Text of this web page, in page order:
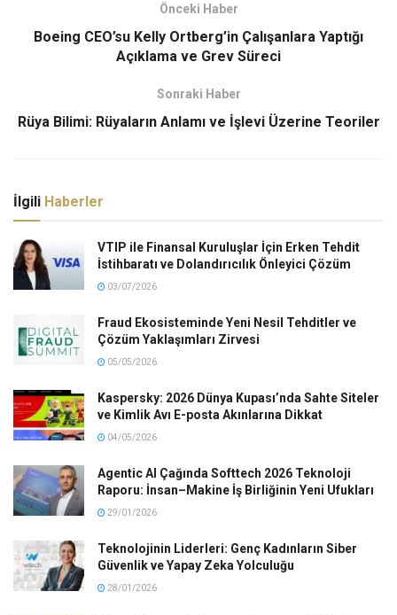
Önceki Haber
Boeing CEO’su Kelly Ortberg’in Çalışanlara Yaptığı
Açıklama ve Grev Süreci
Sonraki Haber
Rüya Bilimi: Rüyaların Anlamı ve İşlevi Üzerine Teoriler
İlgili Haberler
VTIP ile Finansal Kuruluşlar İçin Erken Tehdit
İstihbaratı ve Dolandırıcılık Önleyici Çözüm
03/07/2026
Fraud Ekosisteminde Yeni Nesil Tehditler ve
Çözüm Yaklaşımları Zirvesi
05/05/2026
Kaspersky: 2026 Dünya Kupası’nda Sahte Siteler
ve Kimlik Avı E-posta Akınlarına Dikkat
04/05/2026
Agentic AI Çağında Softtech 2026 Teknoloji
Raporu: İnsan–Makine İş Birliğinin Yeni Ufukları
29/01/2026
Teknolojinin Liderleri: Genç Kadınların Siber
Güvenlik ve Yapay Zeka Yolculuğu
28/01/2026